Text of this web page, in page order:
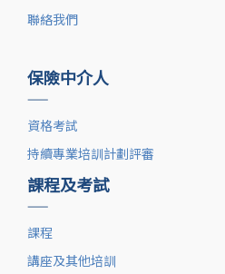
聯絡我們
保險中介人
——
資格考試
持續專業培訓計劃評審
課程及考試
——
課程
講座及其他培訓